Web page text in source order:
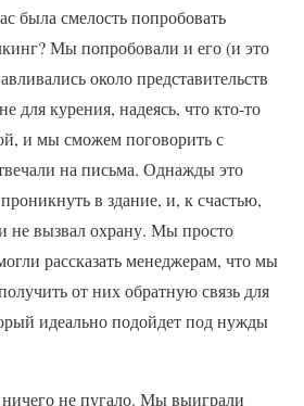
была смелость попробовать
Мы попробовали и его (и это
около представительств
для курения, надеясь, что кто-то
и мы сможем поговорить с
на письма. Однажды это
в здание, и, к счастью,
не вызвал охрану. Мы просто
рассказать менеджерам, что мы
от них обратную связь для
идеально подойдет под нужды
не пугало. Мы выиграли